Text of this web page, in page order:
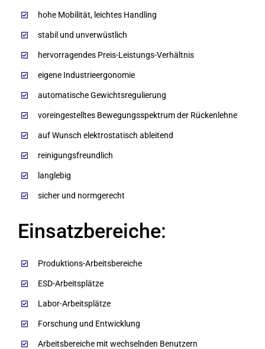
hohe Mobilität, leichtes Handling
stabil und unverwüstlich
hervorragendes Preis-Leistungs-Verhältnis
eigene Industrieergonomie
automatische Gewichtsregulierung
voreingestelltes Bewegungsspektrum der Rückenlehne
auf Wunsch elektrostatisch ableitend
reinigungsfreundlich
langlebig
sicher und normgerecht
Einsatzbereiche:
Produktions-Arbeitsbereiche
ESD-Arbeitsplätze
Labor-Arbeitsplätze
Forschung und Entwicklung
Arbeitsbereiche mit wechselnden Benutzern